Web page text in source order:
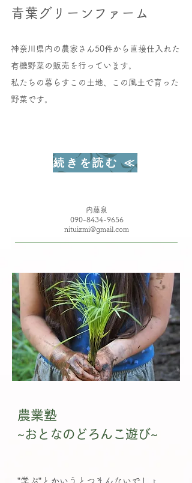
青葉グリーンファーム
神奈川県内の 農家さん50件から直接仕入れた
有機野菜の販売を行っています。
私たちの暮らすこの土地、この風土で育った
野菜です。
続きを読む ≪
内藤泉​
090-8434-9656
nituizmi@gmail.com
農業塾
​~おとなのどろんこ遊び~
”学ぶ”とかいうとつまんないでしょ。